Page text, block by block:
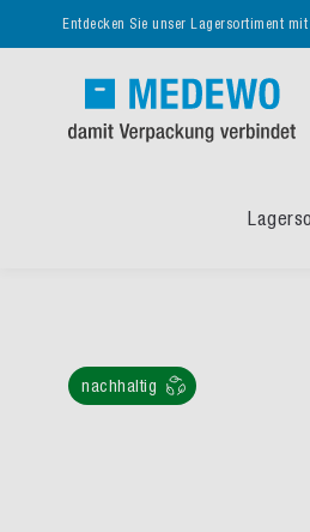
Entdecken Sie unser Lagersortiment
nachhaltig